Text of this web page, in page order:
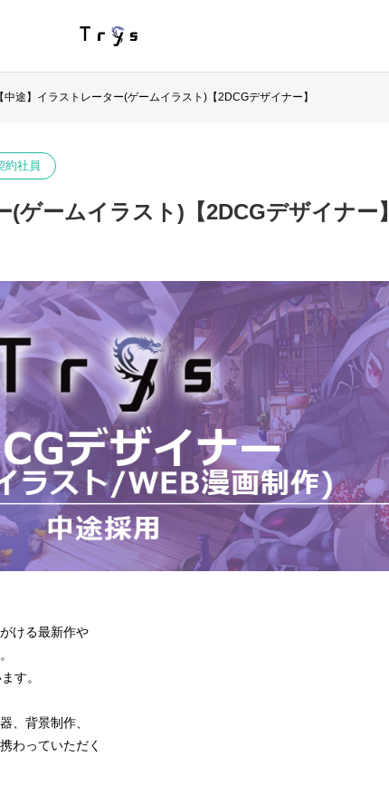
【中途】イラストレーター(ゲームイラスト)【2DCGデザイナー】
約社員
(ゲームイラスト)【2DCGデザイナー】
ける最新作や
す。
、背景制作、
わっていただく